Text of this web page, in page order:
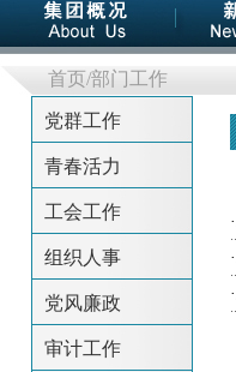
首页/部门工作
党群工作
青春活力
工会工作
组织人事
党风廉政
审计工作
·
·
·